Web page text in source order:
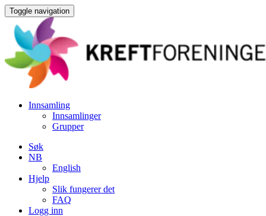
Toggle navigation
Innsamling
Innsamlinger
Grupper
Søk
NB
English
Hjelp
Slik fungerer det
FAQ
Logg inn